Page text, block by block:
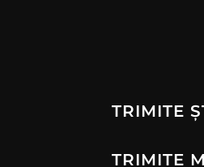
TRIMITE
TRIMITE